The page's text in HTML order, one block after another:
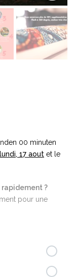
00 minuten
lundi, 17 aout et le
?
pour une